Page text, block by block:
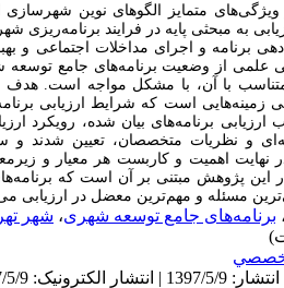
ویژگی‌های متمایز الگوهای نوین
به مبحثی پایه در فرایند برنامه‌ریزی
برنامه و اجرای مداخلات اجتماعی
علمی از وضعیت برنامه‌های جامع
با آن، با مشکل مواجه است. هدف
زمینه‌هایی است که شرایط ارزیابی
برنامه‌های بیان شده، رویکرد
و نظریات متخصصان، تعیین شدند
اهمیت و کاربست هر معیار و
در این پژوهش مبتنی بر آن است که
مسئله و مهم‌ترین معضل در ارزیابی
، برنامه‌های جامع توسعه شهری، شهر